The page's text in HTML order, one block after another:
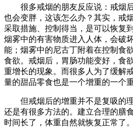
很多戒烟的朋友反应说：戒烟
也会变胖，这该怎么办？其实，戒
采取措施、控制得当，是可以恢复
烟雾中的有害物质进入人体，会破
能；烟雾中的尼古丁附着在控制食
食欲。戒烟后，胃肠功能变好，食
重增长的现象。而很多人为了缓解
量的甜品零食也是一个增重的一个
但戒烟后的增重并不是复吸的
还是有很多方法的。建立合理的膳
时间长了，体重自然就恢复正常了。